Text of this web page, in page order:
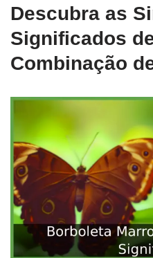
Descubra as
Significados
Combinação